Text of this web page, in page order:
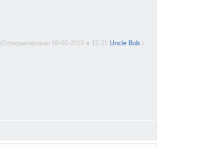
(Отредактировал 08-02-2010 в 12:21 Uncle Bob .)